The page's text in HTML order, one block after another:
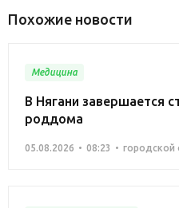
Похожие новости
Медицина
В Нягани завершается
роддома
05.08.2026 08:23 городской